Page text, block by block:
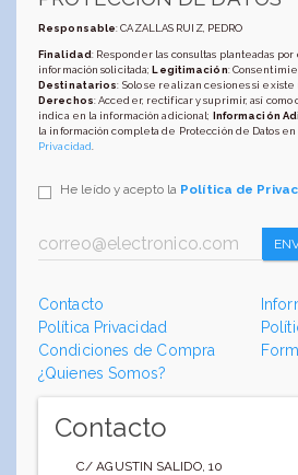
Responsable: CAZALLAS RUIZ, PEDRO
Finalidad: Responder las consultas planteadas
información solicitada;Legitimación:
Destinatarios: Solo se realizan cesiones si
Derechos: Acceder, rectificar y suprimir, así como
indica en la información adicional; Información
la información completa de Protección de Datos en
Privacidad
He leído y acepto la Política de
Contacto
Política Privacidad
Condiciones de Compra
¿Quienes Somos?
Contacto
C/ AGUSTIN SALIDO, 10